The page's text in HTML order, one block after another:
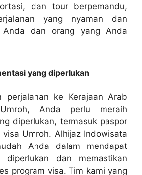
dan tour berpemandu,
yang nyaman dan
Anda dan orang yang Anda
yang diperlukan
perjalanan ke Kerajaan Arab
Anda perlu meraih
diperlukan, termasuk paspor
Umroh. Alhijaz Indowisata
Anda dalam mendapat
diperlukan dan memastikan
program visa. Tim kami yang